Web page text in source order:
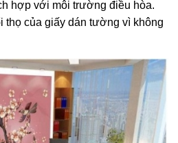
hợp với môi trường điều hòa.
thọ của giấy dán tường vì không